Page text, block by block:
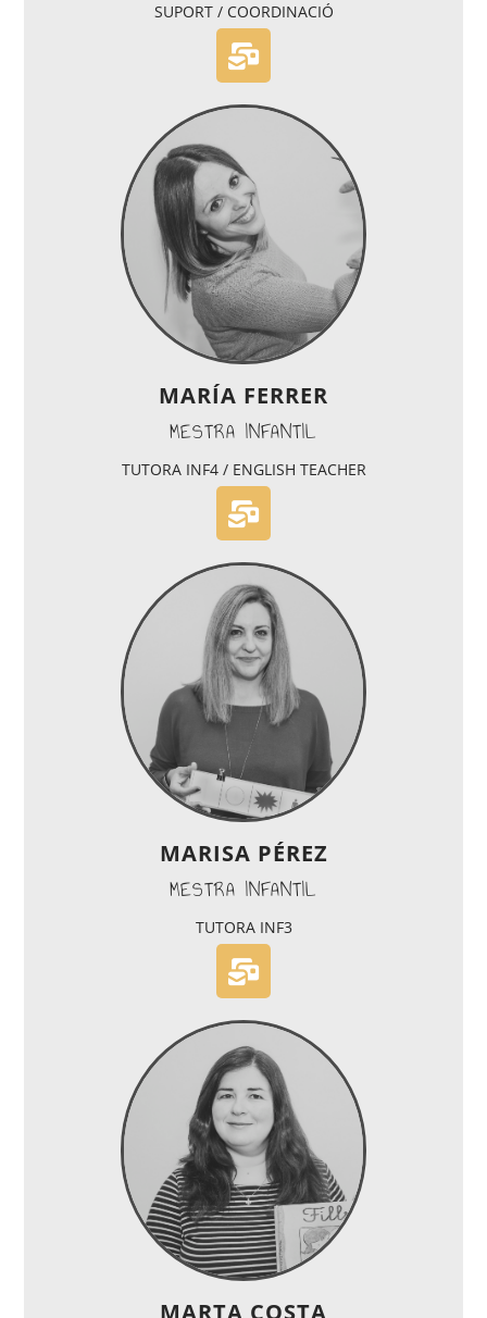
SUPORT / COORDINACIÓ
MARÍA FERRER
MESTRA INFANTIL
TUTORA INF4 / ENGLISH TEACHER
MARISA PÉREZ
MESTRA INFANTIL
TUTORA INF3
MARTA COSTA